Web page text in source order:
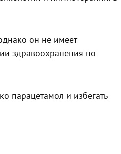
он не имеет
здравоохранения по
парацетамол и избегать